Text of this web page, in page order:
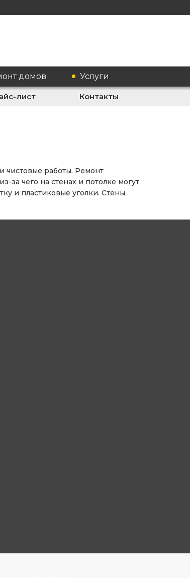
домов Услуги
лист Контакты
чистовые работы. Ремонт
чего на стенах и потолке могут
и пластиковые уголки. Стены